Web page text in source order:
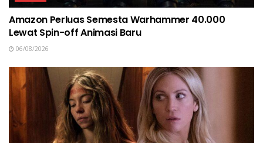
Amazon Perluas Semesta Warhammer 40.000
Lewat Spin-off Animasi Baru
06/08/2026